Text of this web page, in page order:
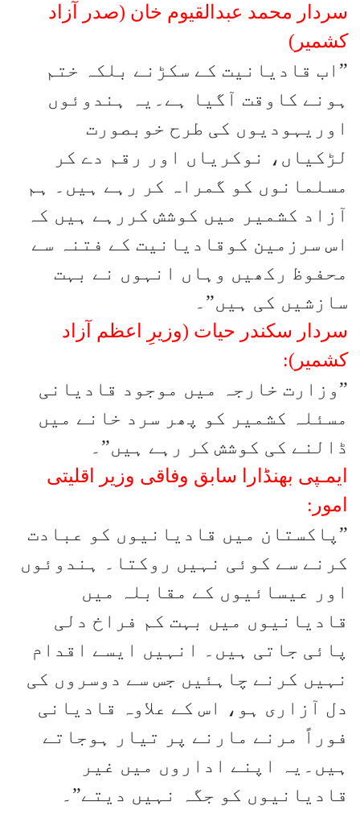
سردار محمد عبدالقیوم خان (صدر آزاد
کشمیر)
”اب قادیانیت کے سکڑنے بلکہ ختم
ہونے کاوقت آگیا ہے۔یہ ہندوئوں
اوریہودیوں کی طرح خوبصورت
لڑکیاں، نوکریاں اور رقم دے کر
مسلمانوں کو گمراہ کر رہے ہیں۔ ہم
آزاد کشمیر میں کوشش کررہے ہیں کہ
اس سرزمین کوقادیانیت کے فتنہ سے
محفوظ رکھیں وہاں انہوں نے بہت
سازشیں کی ہیں”۔
سردار سکندر حیات (وزیرِ اعظم آزاد
کشمیر):
”وزارت خارجہ میں موجود قادیانی
مسئلہ کشمیر کو پھر سرد خانے میں
ڈالنے کی کوشش کر رہے ہیں”۔
ایمـپی بھنڈارا سابق وفاقی وزیر اقلیتی
امور:
”پاکستان میں قادیانیوں کو عبادت
کرنے سے کوئی نہیں روکتا۔ ہندوئوں
اور عیسائیوں کے مقابلہ میں
قادیانیوں میں بہت کم فراخ دلی
پائی جاتی ہیں۔ انہیں ایسے اقدام
نہیں کرنے چاہئیں جس سے دوسروں کی
دل آزاری ہو، اس کے علاوہ قادیانی
فوراً مرنے مارنے پر تیار ہوجاتے
ہیں۔یہ اپنے اداروں میں غیر
قادیانیوں کو جگہ نہیں دیتے”۔